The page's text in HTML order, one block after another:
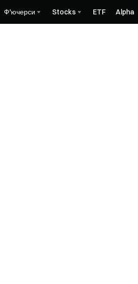
Ф'ючерси Stocks ETF Alpha